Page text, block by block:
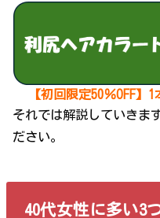
【初回限定50％OFF
それでは解説していきま
ださい。
40代女性に多い3